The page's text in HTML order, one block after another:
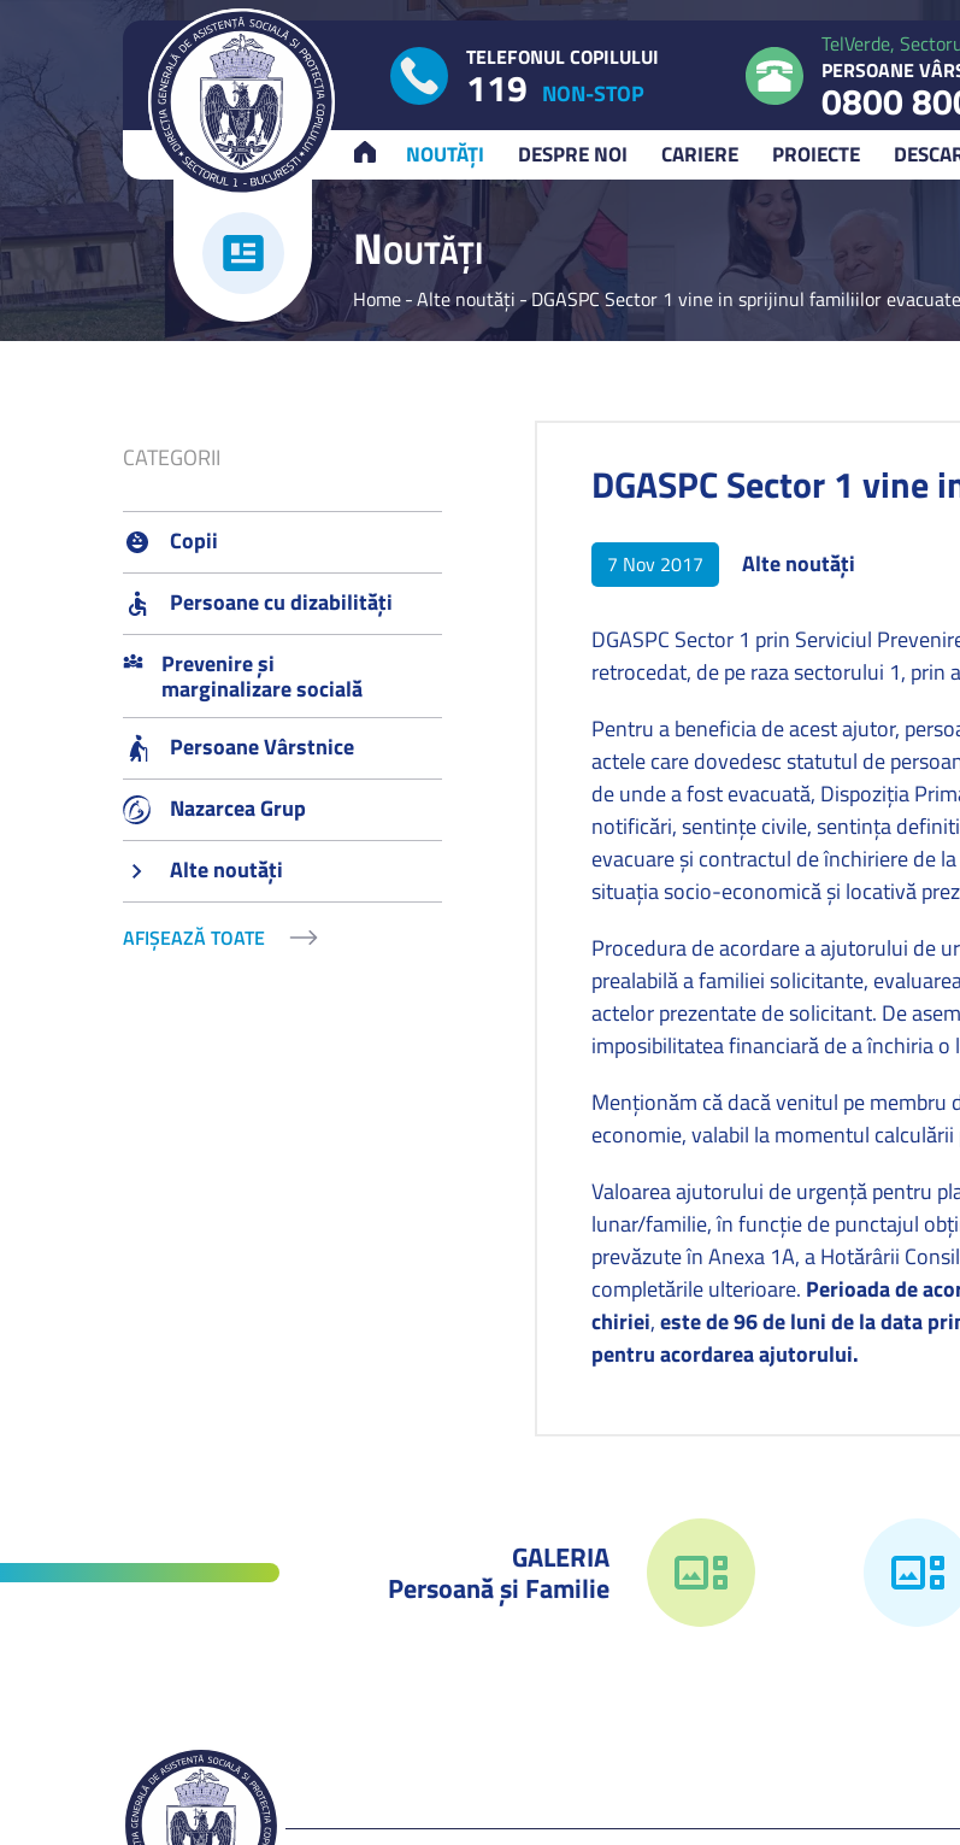
ACASĂNOUTĂȚI DESPRE NOI CARIERE PROIECTE
TELEFONUL COPILULUI
119 NON-STOP
TelVerde,
PERSOANE
0800
NOUTĂȚI
Home-Alte noutăți -DGASPC Sector 1 vine in sprijinul familiilor evacuate
CATEGORII
Alte noutăți
Copii
Nazarcea Grup
Persoane cu dizabilități
Persoane Vârstnice
Prevenire și
marginalizare socială
AFIȘEAZĂ TOATE
DGASPC Sector 1
7 Nov 2017 Alte noutăți
DGASPC Sector 1 prin Serviciul
retrocedat, de pe raza sectorului 1,
Pentru a beneficia de acest ajutor,
actele care dovedesc statutul de
de unde a fost evacuată, Dispoziţia
notificări, sentinţe civile, sentinţa
evacuare şi contractul de închiriere de
situaţia socio-economică şi locativă
Procedura de acordare a ajutorului de
prealabilă a familiei solicitante,
actelor prezentate de solicitant. De
imposibilitatea financiară de a închiria
Menţionăm că dacă venitul pe membru
economie, valabil la momentul
Valoarea ajutorului de urgenţă pentru
lunar/familie, în funcţie de punctajul
prevăzute în Anexa 1A, a Hotărârii
completările ulterioare. Perioada de
chiriei,este de 96 de luni de la data
pentru acordarea ajutorului.
GALERIA
Persoană și Familie